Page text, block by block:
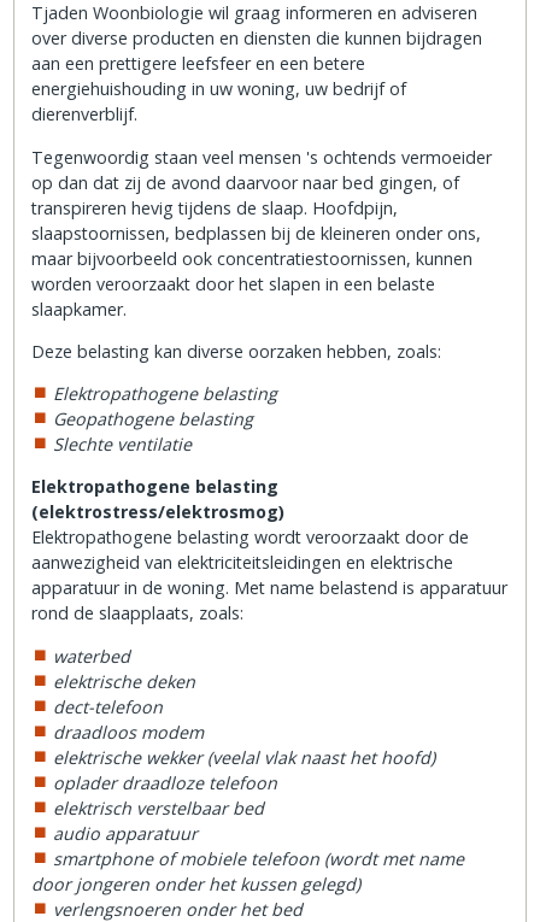
Tjaden Woonbiologie wil graag informeren en adviseren
over diverse producten en diensten die kunnen bijdragen
aan een prettigere leefsfeer en een betere
energiehuishouding in uw woning, uw bedrijf of
dierenverblijf.
Tegenwoordig staan veel mensen 's ochtends vermoeider
op dan dat zij de avond daarvoor naar bed gingen, of
transpireren hevig tijdens de slaap. Hoofdpijn,
slaapstoornissen, bedplassen bij de kleineren onder ons,
maar bijvoorbeeld ook concentratiestoornissen, kunnen
worden veroorzaakt door het slapen in een belaste
slaapkamer.
Deze belasting kan diverse oorzaken hebben, zoals:
Elektropathogene belasting
Geopathogene belasting
Slechte ventilatie
Elektropathogene belasting
(elektrostress/elektrosmog)
Elektropathogene belasting wordt veroorzaakt door de
aanwezigheid van elektriciteitsleidingen en elektrische
apparatuur in de woning. Met name belastend is apparatuur
rond de slaapplaats, zoals:
waterbed
elektrische deken
dect-telefoon
draadloos modem
elektrische wekker (veelal vlak naast het hoofd)
oplader draadloze telefoon
elektrisch verstelbaar bed
audio apparatuur
smartphone of mobiele telefoon (wordt met name
door jongeren onder het kussen gelegd)
verlengsnoeren onder het bed